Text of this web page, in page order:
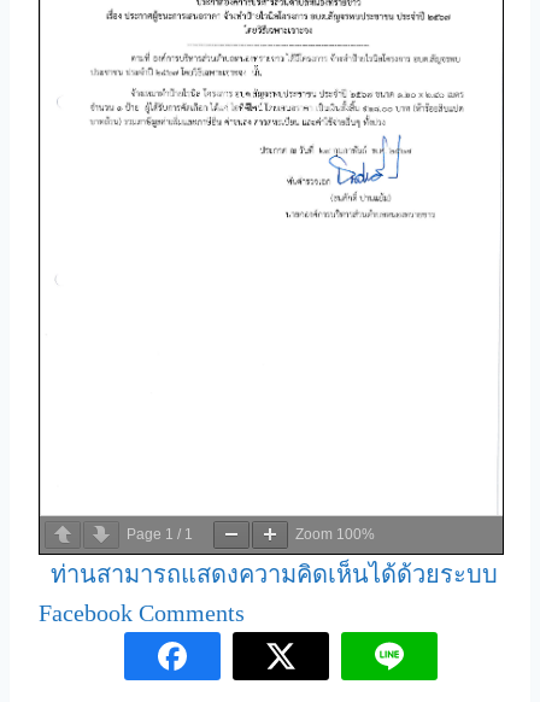
Page 1 / 1 Zoom 100%
ท่านสามารถแสดงความคิดเห็นได้ด้วยระบบ
Facebook Comments